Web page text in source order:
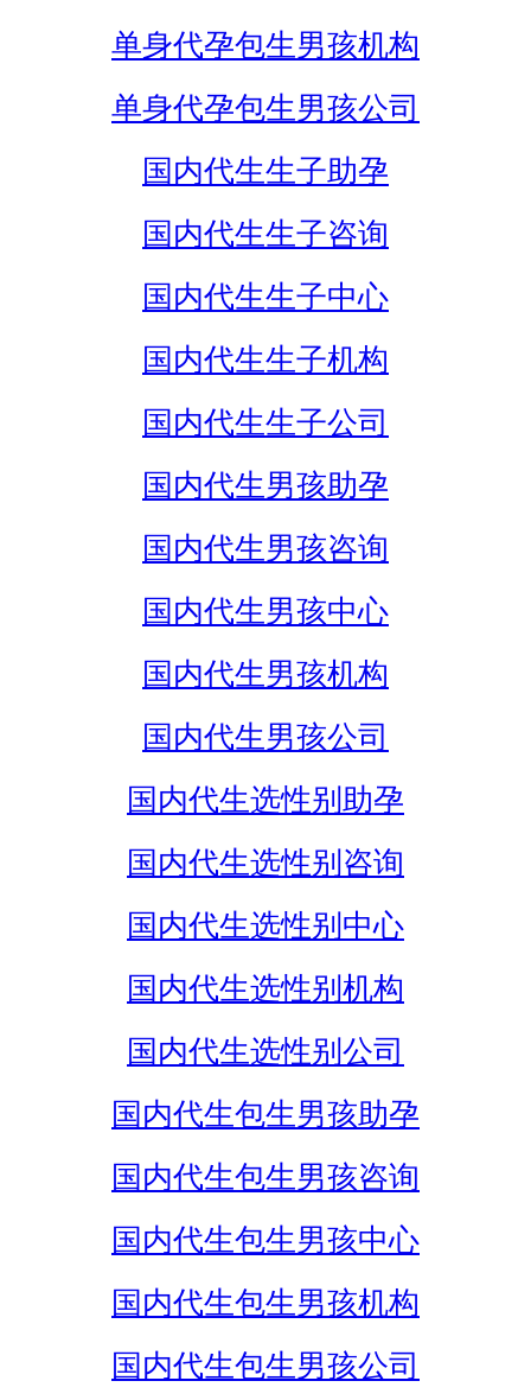
单身代孕包生男孩机构
单身代孕包生男孩公司
国内代生生子助孕
国内代生生子咨询
国内代生生子中心
国内代生生子机构
国内代生生子公司
国内代生男孩助孕
国内代生男孩咨询
国内代生男孩中心
国内代生男孩机构
国内代生男孩公司
国内代生选性别助孕
国内代生选性别咨询
国内代生选性别中心
国内代生选性别机构
国内代生选性别公司
国内代生包生男孩助孕
国内代生包生男孩咨询
国内代生包生男孩中心
国内代生包生男孩机构
国内代生包生男孩公司